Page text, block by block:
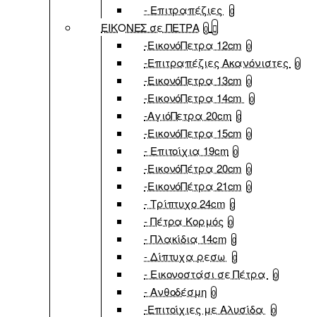
- Επιτραπέζιες 0
ΕΙΚΟΝΕΣ σε ΠΕΤΡΑ 0
-ΕικονόΠετρα 12cm 0
-Επιτραπέζιες Ακανόνιστες 0
-ΕικονόΠετρα 13cm 0
-ΕικονόΠετρα 14cm 0
-ΑγιόΠετρα 20cm 0
-ΕικονόΠετρα 15cm 0
- Επιτοίχια 19cm 0
-ΕικονόΠέτρα 20cm 0
-ΕικονόΠέτρα 21cm 0
- Τρίπτυχο 24cm 0
- Πέτρα Κορμός 0
- Πλακίδια 14cm 0
- Δίπτυχα ρεσω 0
- Εικονοστάσι σε Πέτρα 0
- Ανθοδέσμη 0
-Επιτοίχιες με Αλυσίδα 0